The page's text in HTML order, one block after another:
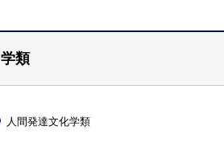
学類
人間発達文化学類